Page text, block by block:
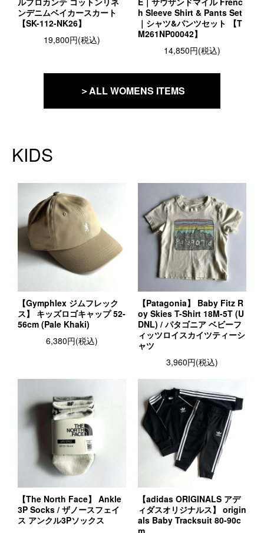
ンデニムベイカースカート
【SK-112-NK26】
19,800円(税込)
h Sleeve Shirt & Pants Set
｜シャツ&パンツセット 【T
M261NP00042】
14,850円(税込)
＞ALL WOMENS ITEMS
KIDS
【Gymphlex ジムフレック
ス】 キッズロゴキャップ 52-
56cm (Pale Khaki)
6,380円(税込)
【Patagonia】 Baby Fitz R
oy Skies T-Shirt 18M-5T (U
DNL) / パタゴニア ベビーフ
ィッツロイスカイツティーシ
ャツ
3,960円(税込)
【The North Face】 Ankle
3P Socks / ザノースフェイ
ス アンクル3Pソックス
【adidas ORIGINALS アデ
ィダスオリジナルス】 origin
als Baby Tracksuit 80-90c